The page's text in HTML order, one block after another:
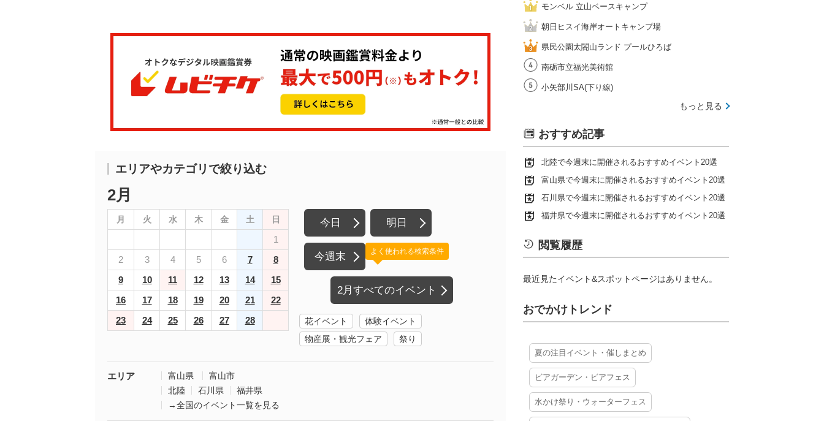
エリアやカテゴリで絞り込む
2月
月 火 水 木 金 土 日
1
2
3 4 5 6 7
8
9
10 11 12 13 14
15
16
17 18 19 20 21
22
23
24 25 26 27 28
今日 明日
今週末
2月すべてのイベント
よく使われる検索条件
花イベント
体験イベント
物産展・観光フェア
祭り
エリア 富山県
富山市
北陸
石川県
福井県
→全国のイベント一覧を見る
モンベル 立山ベースキャンプ
朝日ヒスイ海岸オートキャンプ場
県民公園太閤山ランド プールひろば
南砺市立福光美術館
小矢部川SA(下り線)
もっと見る
おすすめ記事
北陸で今週末に開催されるおすすめイベント20選
富山県で今週末に開催されるおすすめイベント20選
石川県で今週末に開催されるおすすめイベント20選
福井県で今週末に開催されるおすすめイベント20選
閲覧履歴
最近見たイベント&スポットページはありません。
おでかけトレンド
夏の注目イベント・催しまとめ
ビアガーデン・ビアフェス
水かけ祭り・ウォーターフェス